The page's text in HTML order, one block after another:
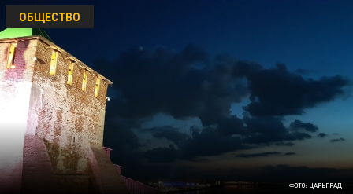
ФОТО: ЦАРЬГРАД
ОБЩЕСТВО